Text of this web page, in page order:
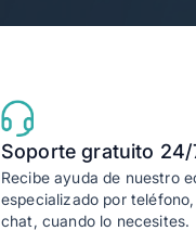
Soporte gratuito 24/
Recibe ayuda de nuestro
especializado por
chat, cuando lo necesites.